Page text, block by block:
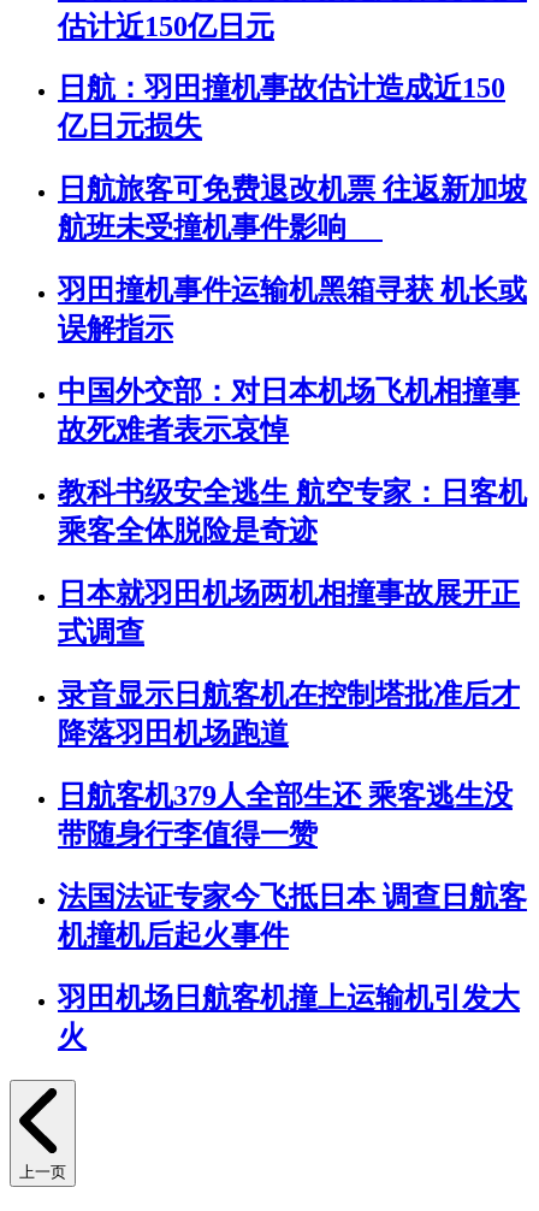
估计近150亿日元
日航：羽田撞机事故估计造成近150
亿日元损失
日航旅客可免费退改机票 往返新加坡
航班未受撞机事件影响
羽田撞机事件运输机黑箱寻获 机长或
误解指示
中国外交部：对日本机场飞机相撞事
故死难者表示哀悼
教科书级安全逃生 航空专家：日客机
乘客全体脱险是奇迹
日本就羽田机场两机相撞事故展开正
式调查
录音显示日航客机在控制塔批准后才
降落羽田机场跑道
日航客机379人全部生还 乘客逃生没
带随身行李值得一赞
法国法证专家今飞抵日本 调查日航客
机撞机后起火事件
羽田机场日航客机撞上运输机引发大
火
上一页